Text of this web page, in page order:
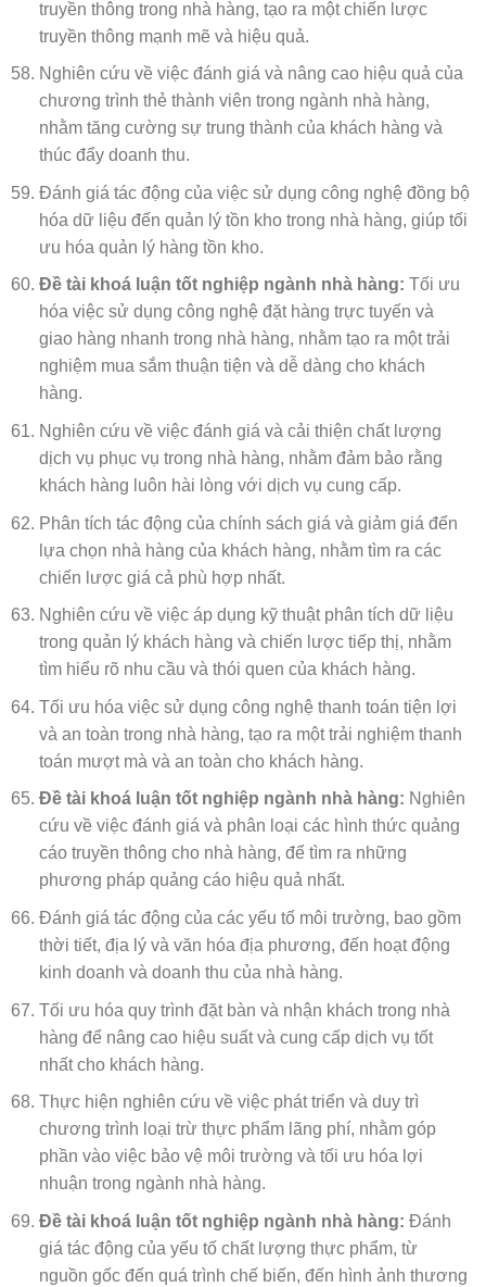
truyền thông trong nhà hàng, tạo ra một chiến lược
truyền thông mạnh mẽ và hiệu quả.
Nghiên cứu về việc đánh giá và nâng cao hiệu quả của
chương trình thẻ thành viên trong ngành nhà hàng,
nhằm tăng cường sự trung thành của khách hàng và
thúc đẩy doanh thu.
Đánh giá tác động của việc sử dụng công nghệ đồng bộ
hóa dữ liệu đến quản lý tồn kho trong nhà hàng, giúp tối
ưu hóa quản lý hàng tồn kho.
Đề tài khoá luận tốt nghiệp ngành nhà hàng: Tối ưu
hóa việc sử dụng công nghệ đặt hàng trực tuyến và
giao hàng nhanh trong nhà hàng, nhằm tạo ra một trải
nghiệm mua sắm thuận tiện và dễ dàng cho khách
hàng.
Nghiên cứu về việc đánh giá và cải thiện chất lượng
dịch vụ phục vụ trong nhà hàng, nhằm đảm bảo rằng
khách hàng luôn hài lòng với dịch vụ cung cấp.
Phân tích tác động của chính sách giá và giảm giá đến
lựa chọn nhà hàng của khách hàng, nhằm tìm ra các
chiến lược giá cả phù hợp nhất.
Nghiên cứu về việc áp dụng kỹ thuật phân tích dữ liệu
trong quản lý khách hàng và chiến lược tiếp thị, nhằm
tìm hiểu rõ nhu cầu và thói quen của khách hàng.
Tối ưu hóa việc sử dụng công nghệ thanh toán tiện lợi
và an toàn trong nhà hàng, tạo ra một trải nghiệm thanh
toán mượt mà và an toàn cho khách hàng.
Đề tài khoá luận tốt nghiệp ngành nhà hàng: Nghiên
cứu về việc đánh giá và phân loại các hình thức quảng
cáo truyền thông cho nhà hàng, để tìm ra những
phương pháp quảng cáo hiệu quả nhất.
Đánh giá tác động của các yếu tố môi trường, bao gồm
thời tiết, địa lý và văn hóa địa phương, đến hoạt động
kinh doanh và doanh thu của nhà hàng.
Tối ưu hóa quy trình đặt bàn và nhận khách trong nhà
hàng để nâng cao hiệu suất và cung cấp dịch vụ tốt
nhất cho khách hàng.
Thực hiện nghiên cứu về việc phát triển và duy trì
chương trình loại trừ thực phẩm lãng phí, nhằm góp
phần vào việc bảo vệ môi trường và tối ưu hóa lợi
nhuận trong ngành nhà hàng.
Đề tài khoá luận tốt nghiệp ngành nhà hàng: Đánh
giá tác động của yếu tố chất lượng thực phẩm, từ
nguồn gốc đến quá trình chế biến, đến hình ảnh thương